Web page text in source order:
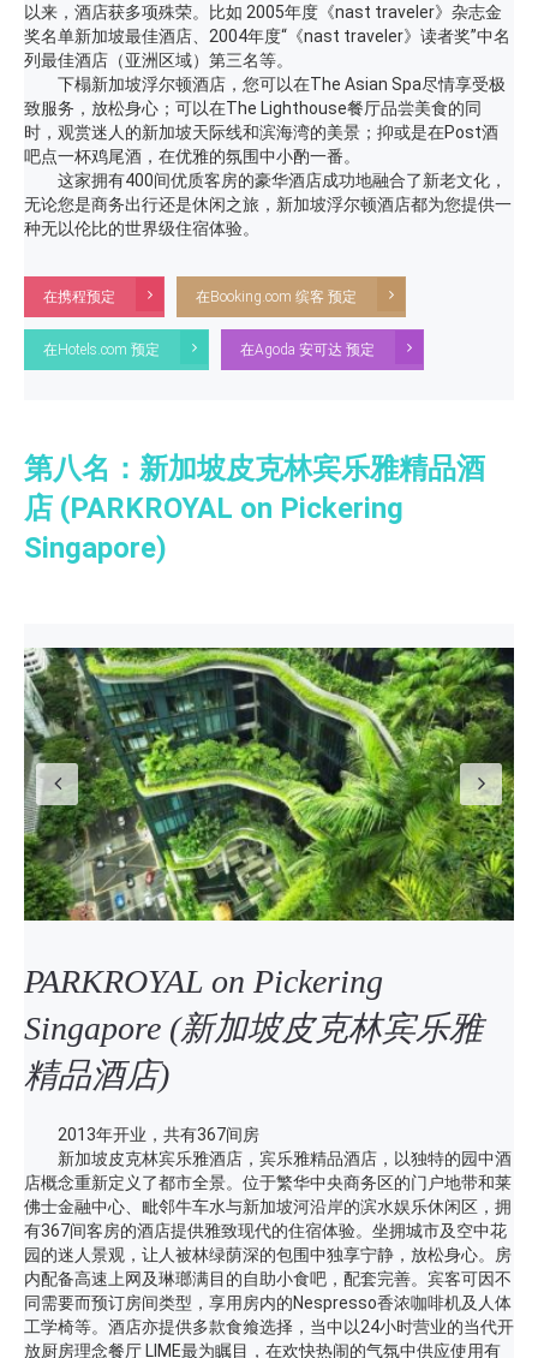
以来，酒店获多项殊荣。比如 2005年度《nast traveler》杂志金
奖名单新加坡最佳酒店、2004年度“《nast traveler》读者奖”中名
列最佳酒店（亚洲区域）第三名等。
下榻新加坡浮尔顿酒店，您可以在The Asian Spa尽情享受极
致服务，放松身心；可以在The Lighthouse餐厅品尝美食的同
时，观赏迷人的新加坡天际线和滨海湾的美景；抑或是在Post酒
吧点一杯鸡尾酒，在优雅的氛围中小酌一番。
这家拥有400间优质客房的豪华酒店成功地融合了新老文化，
无论您是商务出行还是休闲之旅，新加坡浮尔顿酒店都为您提供一
种无以伦比的世界级住宿体验。
在携程预定 在Booking.com 缤客 预定
在Hotels.com 预定 在Agoda 安可达 预定
第八名：新加坡皮克林宾乐雅精品酒
店 (PARKROYAL on Pickering
Singapore)
Previous
PARKROYAL on Pickering
Singapore (新加坡皮克林宾乐雅
精品酒店)
2013年开业，共有367间房
新加坡皮克林宾乐雅酒店，宾乐雅精品酒店，以独特的园中酒
店概念重新定义了都市全景。位于繁华中央商务区的门户地带和莱
佛士金融中心、毗邻牛车水与新加坡河沿岸的滨水娱乐休闲区，拥
有367间客房的酒店提供雅致现代的住宿体验。坐拥城市及空中花
园的迷人景观，让人被林绿荫深的包围中独享宁静，放松身心。房
内配备高速上网及琳瑯满目的自助小食吧，配套完善。宾客可因不
同需要而预订房间类型，享用房内的Nespresso香浓咖啡机及人体
工学椅等。酒店亦提供多款食飨选择，当中以24小时营业的当代开
放厨房理念餐厅 LIME最为瞩目，在欢快热闹的气氛中供应使用有